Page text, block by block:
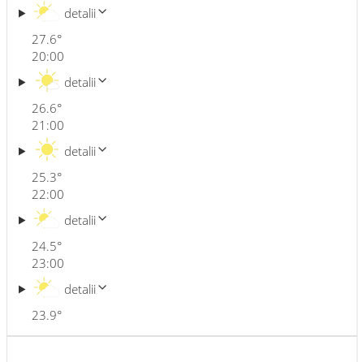
27.6°
detalii
20:00
26.6°
detalii
21:00
25.3°
detalii
22:00
24.5°
detalii
23:00
23.9°
detalii